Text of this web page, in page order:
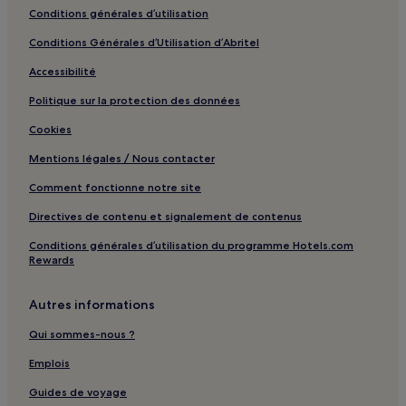
compagnie à proximité
Boulevard Saint-Laurent : Auberges de jeunesse
Boulevard Saint-Laurent : hôtels 2 étoiles
Boulevard Saint-Laurent : hôtels 3 étoiles
Boulevard Saint-Laurent : Hôtels d’affaires à proximité
proximité
Rue Prince-Arthur : Appart’hôtels
Plaza St-Hubert : Hôtels avec parking à proximité
Plaza St-Hubert : hôtels 3 étoiles
Conditions générales d’utilisation
Conditions Générales d’Utilisation d’Abritel
Accessibilité
Politique sur la protection des données
Cookies
Mentions légales / Nous contacter
Comment fonctionne notre site
Directives de contenu et signalement de contenus
Conditions générales d’utilisation du programme Hotels.com
Rewards
Autres informations
Qui sommes-nous ?
Emplois
Guides de voyage